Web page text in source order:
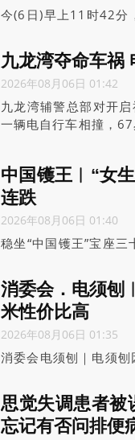
今(6日)早上11时42分
米长约60公斤重的野
失去知觉后，由消防员
九龙湾夺命车祸
2026年08月06日 01:42
九龙湾辅警总部对开
一辆电自行车相撞，
中国镬王︱“女
连跌
2026年08月06日 01:40
稳坐“中国镬王”宝座
虽紧急将广告下架，
消委会．电须刨
米性价比高
2026年08月06日 01:35
消委会电须刨｜电须
或淋浴时配合剃须泡
须刨比较、电须刨推荐
思觉失调患者被
忘记有否问排便